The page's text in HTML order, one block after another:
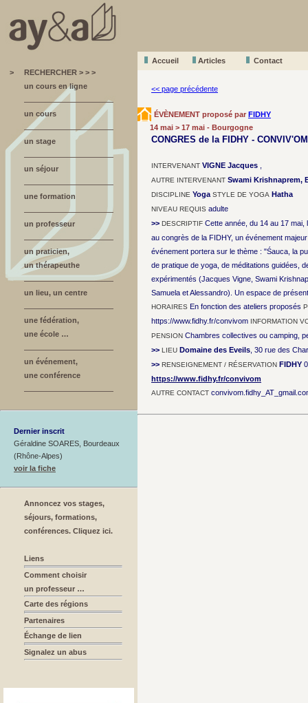
Accueil Articles
Contact
>
RECHERCHER > > >
un cours en ligne
un cours
un stage
un séjour
une formation
un professeur
un praticien,
un thérapeuthe
un lieu, un centre
une fédération,
une école …
un événement,
une conférence
Dernier inscrit
Géraldine SOARES, Bourdeaux
(Rhône-Alpes)
voir la fiche
Annoncez vos stages,
séjours, formations,
conférences. Cliquez ici.
Liens
Comment choisir
un professeur …
Carte des régions
Partenaires
Échange de lien
Signalez un abus
<< page précédente
ÉVÈNEMENT proposé par FIDHY
14 mai > 17 mai - Bourgogne
CONGRES de la FIDHY - CONVIV'OM
INTERVENANT VIGNE Jacques
AUTRE INTERVENANT Swami Krishnaprem,
DISCIPLINE Yoga STYLE DE YOGA Hatha
NIVEAU REQUIS adulte
>> DESCRIPTIF Cette année, du 14 au 17
au congrès de la FIDHY, un événement
événement portera sur le thème : "Śauca, la
de pratique de yoga, de méditations guidées,
expérimentés (Jacques Vigne, Swami
Samuela et Alessandro). Un espace de
HORAIRES En fonction des ateliers proposés
https://www.fidhy.fr/convivom INFORMATION
PENSION Chambres collectives ou camping,
>> LIEU Domaine des Eveils , 30 rue des
>> RENSEIGNEMENT / RÉSERVATION FIDHY
https://www.fidhy.fr/convivom
AUTRE CONTACT